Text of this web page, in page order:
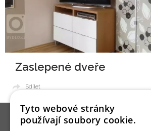
Zaslepené dveře
Sdílet
Tyto webové stránky
používají soubory cookie.